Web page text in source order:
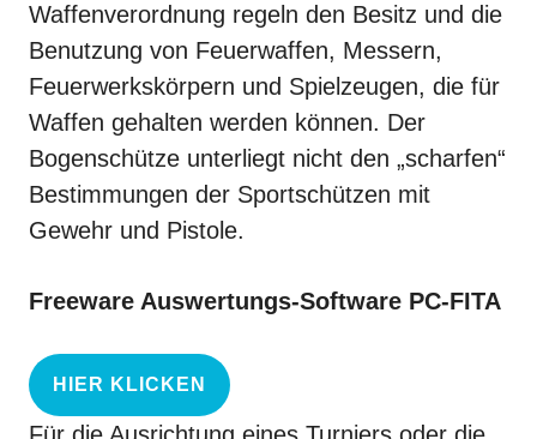
Waffenverordnung regeln den Besitz und die
Benutzung von Feuerwaffen, Messern,
Feuerwerkskörpern und Spielzeugen, die für
Waffen gehalten werden können. Der
Bogenschütze unterliegt nicht den „scharfen“
Bestimmungen der Sportschützen mit
Gewehr und Pistole.
Freeware Auswertungs-Software PC-FITA
HIER KLICKEN